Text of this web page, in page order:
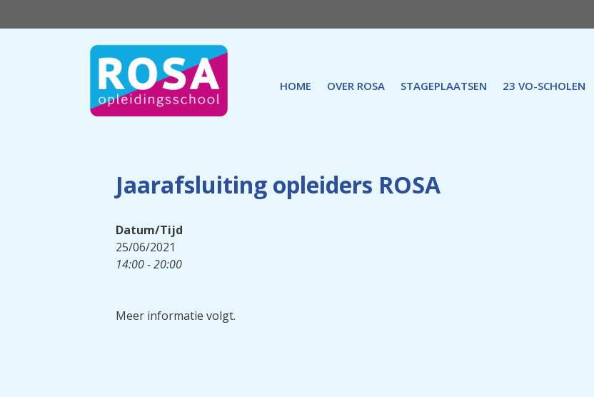
naar
HOME OVER ROSA STAGEPLAATSEN 23 VO-SCHOLEN
Jaarafsluiting opleiders ROSA
Datum/Tijd
25/06/2021
14:00 - 20:00
Meer informatie volgt.